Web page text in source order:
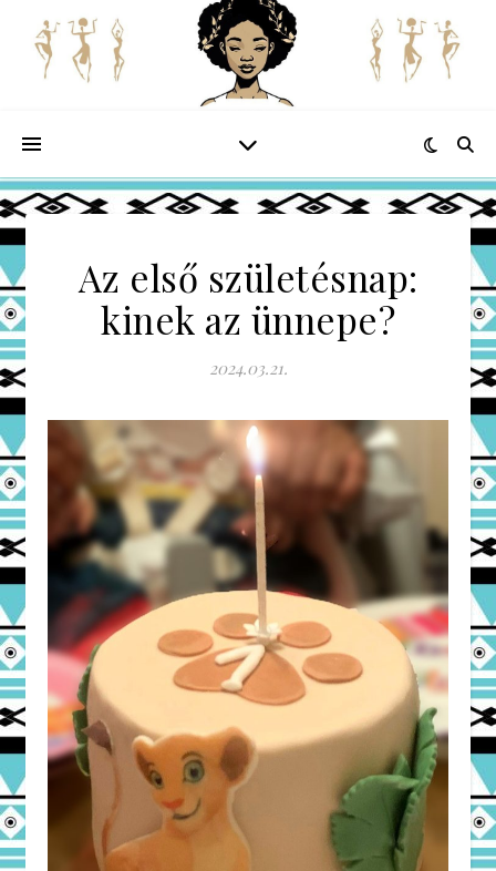
Az első születésnap:
kinek az ünnepe?
2024.03.21.